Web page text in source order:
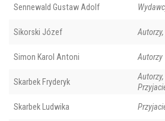
Sennewald Gustaw Adolf
Sikorski Józef
Simon Karol Antoni Autorzy
Skarbek Fryderyk
Skarbek Ludwika